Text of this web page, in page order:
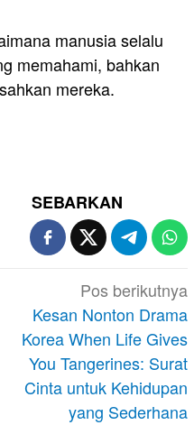
manusia selalu
memahami, bahkan
mereka.
SEBARKAN
Pos berikutnya
Kesan Nonton Drama
Korea When Life Gives
You Tangerines: Surat
Cinta untuk Kehidupan
yang Sederhana